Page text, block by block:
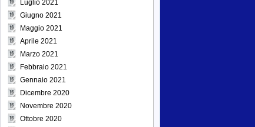
Luglio 2021
Giugno 2021
Maggio 2021
Aprile 2021
Marzo 2021
Febbraio 2021
Gennaio 2021
Dicembre 2020
Novembre 2020
Ottobre 2020